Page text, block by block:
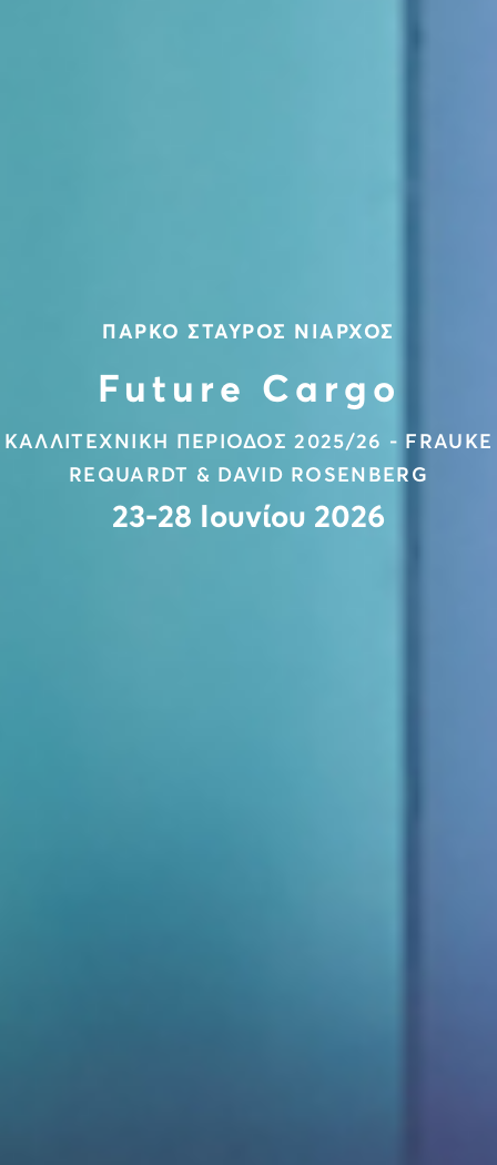
ΠΑΡΚΟ ΣΤΑΥΡΟΣ ΝΙΑΡΧΟΣ
Future Cargo
ΚΑΛΛΙΤΕΧΝΙΚΗ ΠΕΡΙΟΔΟΣ 2025/26 - FRAUKE
REQUARDT & DAVID ROSENBERG
23-28 Ιουνίου 2026